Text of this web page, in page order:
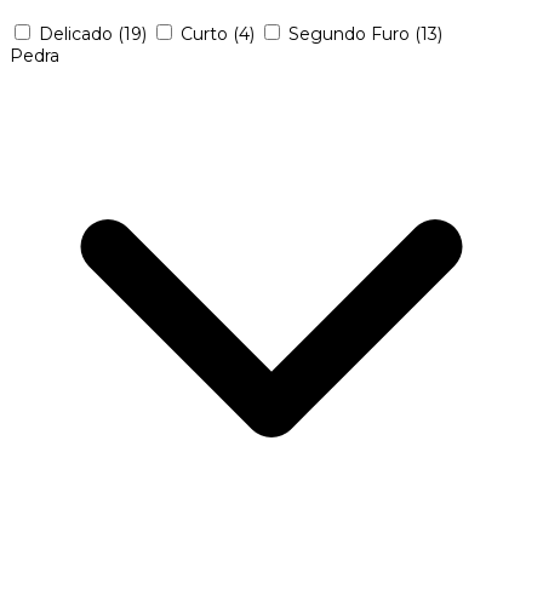
Delicado (19) Curto (4) Segundo Furo (13)
Pedra